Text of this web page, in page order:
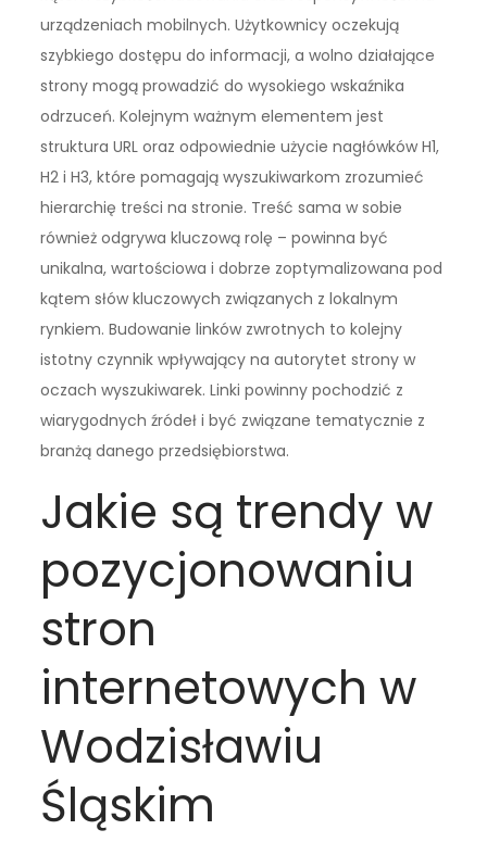
urządzeniach mobilnych. Użytkownicy oczekują
szybkiego dostępu do informacji, a wolno działające
strony mogą prowadzić do wysokiego wskaźnika
odrzuceń. Kolejnym ważnym elementem jest
struktura URL oraz odpowiednie użycie nagłówków H1,
H2 i H3, które pomagają wyszukiwarkom zrozumieć
hierarchię treści na stronie. Treść sama w sobie
również odgrywa kluczową rolę – powinna być
unikalna, wartościowa i dobrze zoptymalizowana pod
kątem słów kluczowych związanych z lokalnym
rynkiem. Budowanie linków zwrotnych to kolejny
istotny czynnik wpływający na autorytet strony w
oczach wyszukiwarek. Linki powinny pochodzić z
wiarygodnych źródeł i być związane tematycznie z
branżą danego przedsiębiorstwa.
Jakie są trendy w
pozycjonowaniu
stron
internetowych w
Wodzisławiu
Śląskim